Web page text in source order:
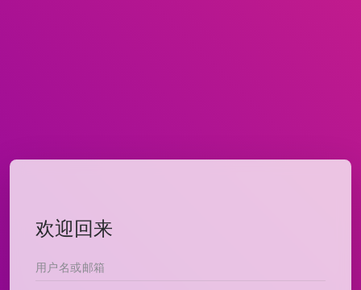
欢迎回来